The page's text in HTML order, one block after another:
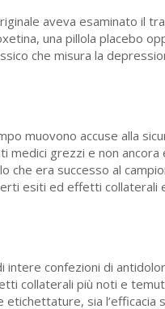
aveva esaminato il
una pillola placebo
che misura la
muovono accuse alla
medici grezzi e non
che era successo al
esiti ed effetti
confezioni di
collaterali più noti e
sia